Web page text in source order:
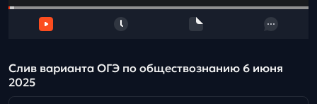
и
Слив варианта ОГЭ по обществознанию 6 июня
2025